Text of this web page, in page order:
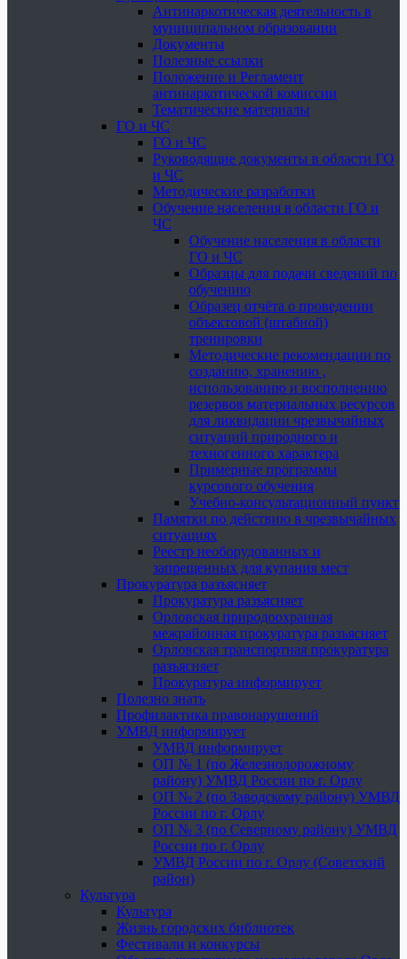
Антинаркотическая деятельность в
муниципальном образовании
Документы
Полезные ссылки
Положение и Регламент
антинаркотической комиссии
Тематические материалы
ГО и ЧС
ГО и ЧС
Руководящие документы в области ГО
и ЧС
Методические разработки
Обучение населения в области ГО и
ЧС
Обучение населения в области
ГО и ЧС
Образцы для подачи сведений по
обучению
Образец отчёта о проведении
объектовой (штабной)
тренировки
Методические рекомендации по
созданию, хранению ,
использованию и восполнению
резервов материальных ресурсов
для ликвидации чрезвычайных
ситуаций природного и
техногенного характера
Примерные программы
курсового обучения
Учебно-консультационный пункт
Памятки по действию в чрезвычайных
ситуациях
Реестр необорудованных и
запрещенных для купания мест
Прокуратура разъясняет
Прокуратура разъясняет
Орловская природоохранная
межрайонная прокуратура разъясняет
Орловская транспортная прокуратура
разъясняет
Прокуратура информирует
Полезно знать
Профилактика правонарушений
УМВД информирует
УМВД информирует
ОП № 1 (по Железнодорожному
району) УМВД России по г. Орлу
ОП № 2 (по Заводскому району) УМВД
России по г. Орлу
ОП № 3 (по Северному району) УМВД
России по г. Орлу
УМВД России по г. Орлу (Советский
район)
Культура
Культура
Жизнь городских библиотек
Фестивали и конкурсы